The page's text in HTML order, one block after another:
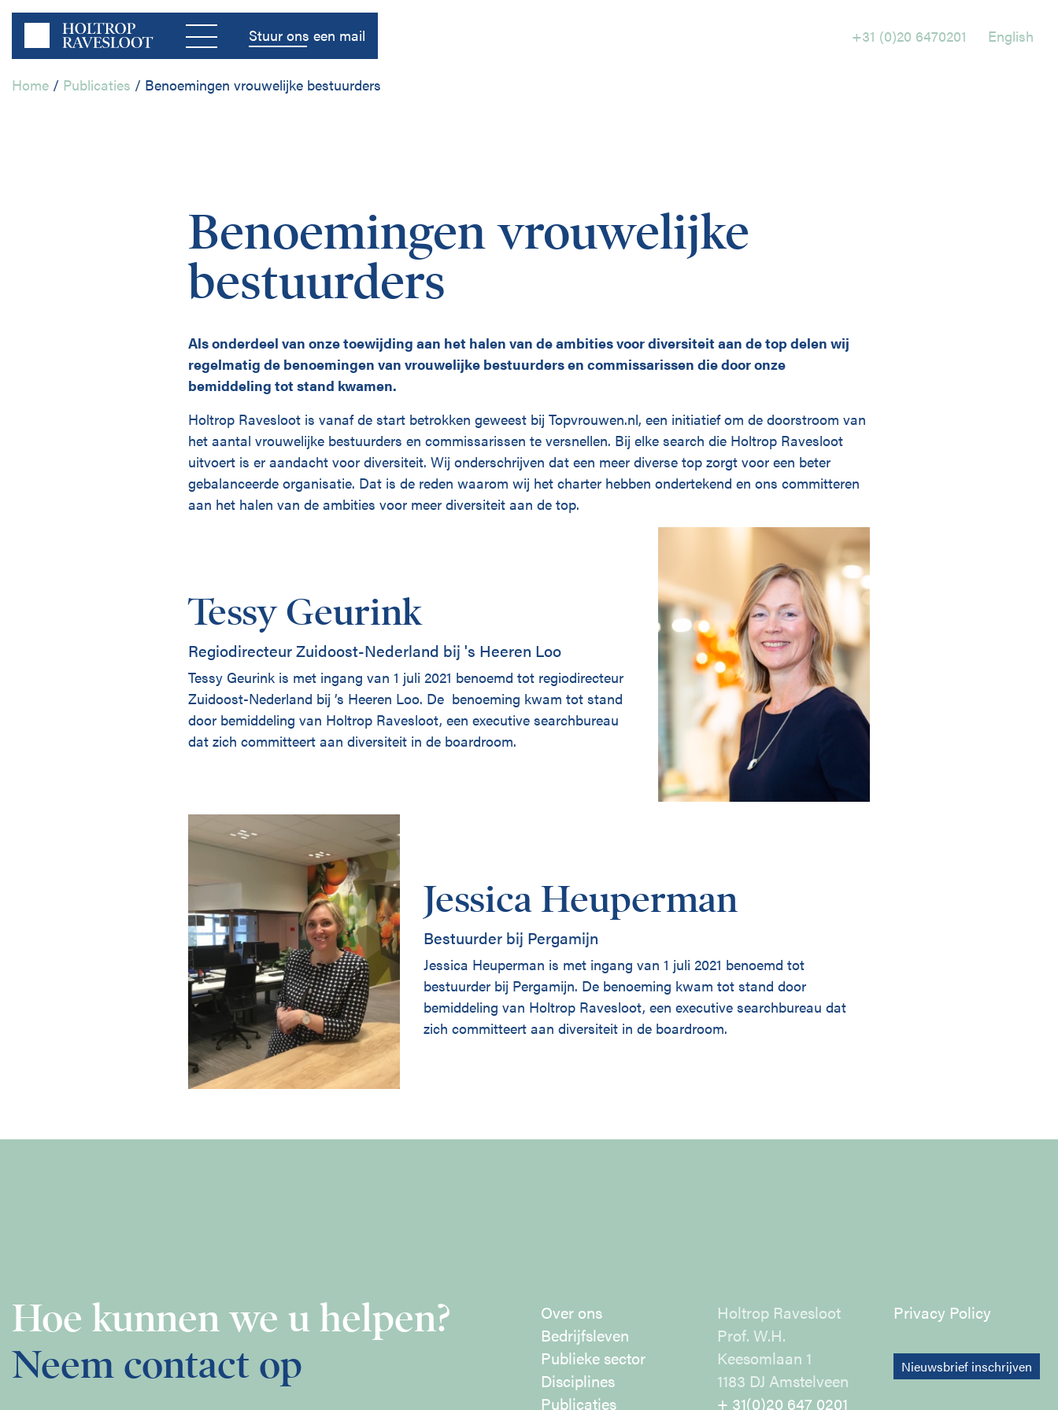
Stuur ons een mail +31 (0)20 6470201 English
Home / Publicaties / Benoemingen vrouwelijke bestuurders
Menu
Bedrijfsleven
Publicaties
Publieke Sector
Contact
Disciplines
+ 31 (0)20 647 0201
English
Benoemingen vrouwelijke
bestuurders
Als onderdeel van onze toewijding aan het halen van de ambities voor diversiteit aan de top delen wij
regelmatig de benoemingen van vrouwelijke bestuurders en commissarissen die door onze
bemiddeling tot stand kwamen.
Holtrop Ravesloot is vanaf de start betrokken geweest bij Topvrouwen.nl, een initiatief om de doorstroom van
het aantal vrouwelijke bestuurders en commissarissen te versnellen. Bij elke search die Holtrop Ravesloot
uitvoert is er aandacht voor diversiteit. Wij onderschrijven dat een meer diverse top zorgt voor een beter
gebalanceerde organisatie. Dat is de reden waarom wij het charter hebben ondertekend en ons committeren
aan het halen van de ambities voor meer diversiteit aan de top.
Tessy Geurink
Regiodirecteur Zuidoost-Nederland bij 's Heeren Loo
Tessy Geurink is met ingang van 1 juli 2021 benoemd tot regiodirecteur
Zuidoost-Nederland bij ’s Heeren Loo. De benoeming kwam tot stand
door bemiddeling van Holtrop Ravesloot, een executive searchbureau
dat zich committeert aan diversiteit in de boardroom.
Jessica Heuperman
Bestuurder bij Pergamijn
Jessica Heuperman is met ingang van 1 juli 2021 benoemd tot
bestuurder bij Pergamijn. De benoeming kwam tot stand door
bemiddeling van Holtrop Ravesloot, een executive searchbureau dat
zich committeert aan diversiteit in de boardroom.
Hoe kunnen we u helpen?
Neem contact op
Over ons
Bedrijfsleven
Publieke sector
Disciplines
Publicaties
Holtrop Ravesloot
Prof. W.H.
Keesomlaan 1
1183 DJ Amstelveen
+ 31(0)20 647 0201
Privacy Policy
Nieuwsbrief inschrijven